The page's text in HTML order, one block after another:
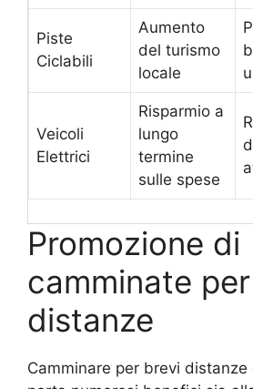
Piste
Ciclabili
Aumento
del turismo
locale
Veicoli
Elettrici
Risparmio a
lungo
termine
sulle spese
Promozione di
camminate
distanze
Camminare per brevi